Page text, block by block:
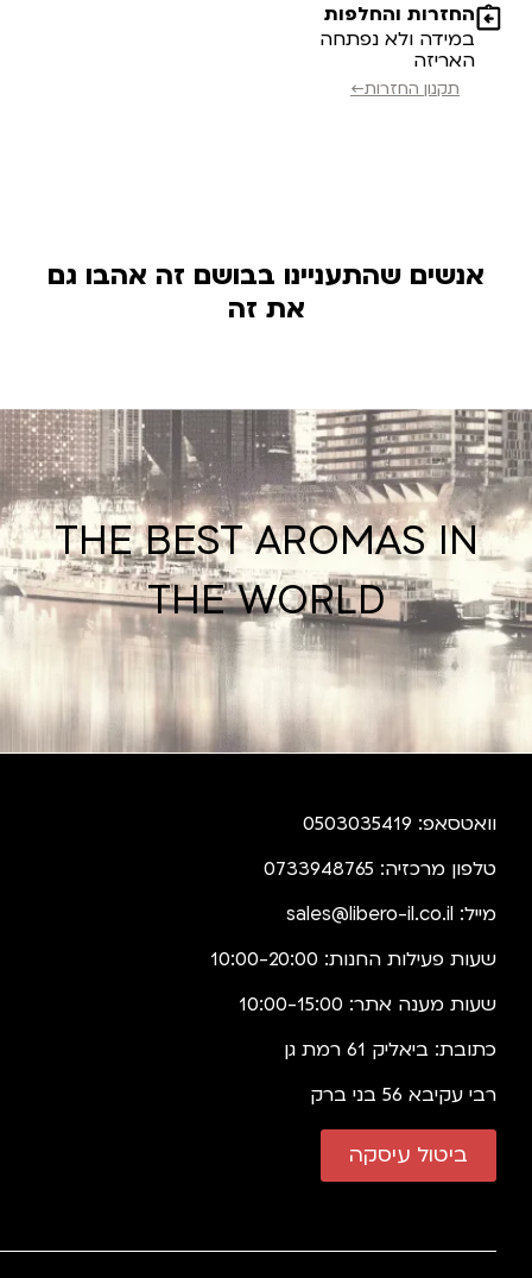
החזרות והחלפות
במידה ולא נפתחה
האריזה
תקנון החזרות←
אנשים שהתעניינו בבושם זה אהבו גם
את זה
THE BEST AROMAS IN
THE WORLD
וואטסאפ: 0503035419
טלפון מרכזיה: 0733948765
מייל: sales@libero-il.co.il
שעות פעילות החנות: 10:00-20:00
שעות מענה אתר: 10:00-15:00
כתובת: ביאליק 61 רמת גן
רבי עקיבא 56 בני ברק
ביטול עיסקה